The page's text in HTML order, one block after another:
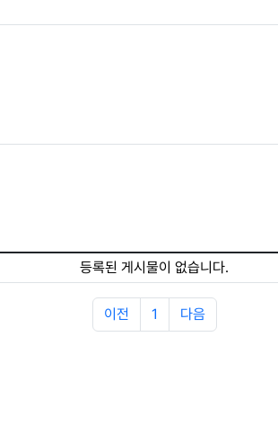
등록된 게시물이 없습니다.
이전 1 다음